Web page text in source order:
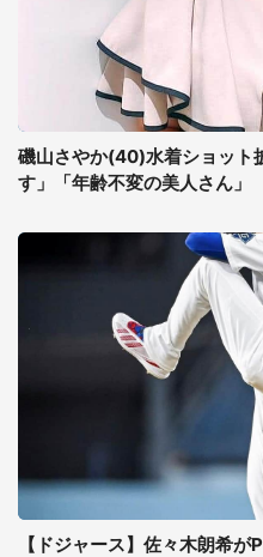
磯山さやか(40)水着ショット
す」「年齢不変の美人さん」
【ドジャース】佐々木朗希